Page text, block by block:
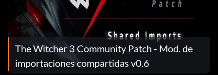
The Witcher 3 Community Patch - Mod. de
importaciones compartidas v0.6